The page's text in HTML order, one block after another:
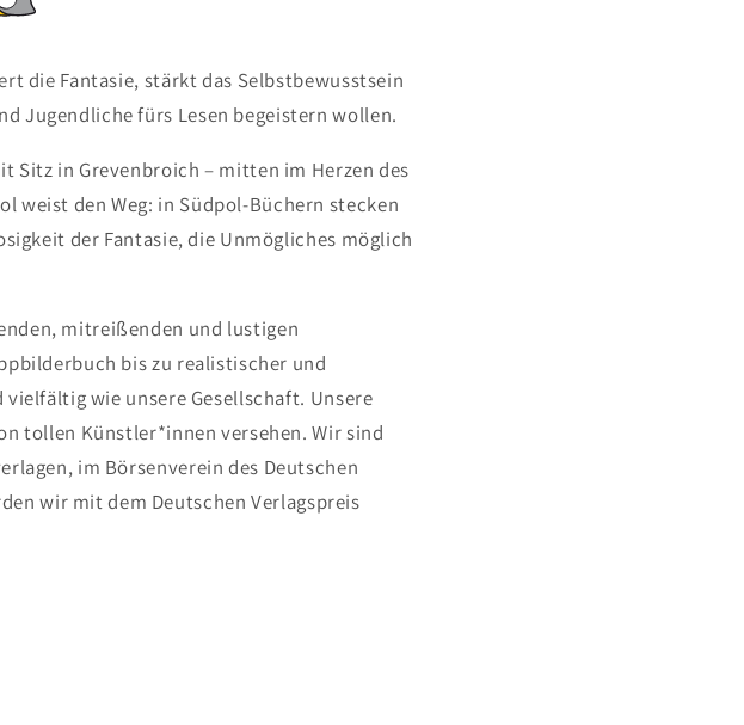
die Fantasie, stärkt das Selbstbewusstsein
Jugendliche fürs Lesen begeistern wollen.
Sitz in Grevenbroich – mitten im Herzen des
weist den Weg: in Südpol-Büchern stecken
der Fantasie, die Unmögliches möglich
mitreißenden und lustigen
bis zu realistischer und
wie unsere Gesellschaft. Unsere
tollen Künstler*innen versehen. Wir sind
im Börsenverein des Deutschen
wir mit dem Deutschen Verlagspreis